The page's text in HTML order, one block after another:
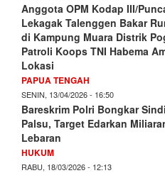
Anggota OPM Kodap III/
Lekagak Talenggen Bakar
di Kampung Muara Distrik
Patroli Koops TNI Habema
Lokasi
PAPUA TENGAH
SENIN, 13/04/2026 - 16:50
Bareskrim Polri Bongkar
Palsu, Target Edarkan
Lebaran
HUKUM
RABU, 18/03/2026 - 12:13